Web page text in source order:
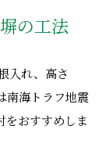
の工法
入れ、高さ
南海トラフ地震
をおすすめしま